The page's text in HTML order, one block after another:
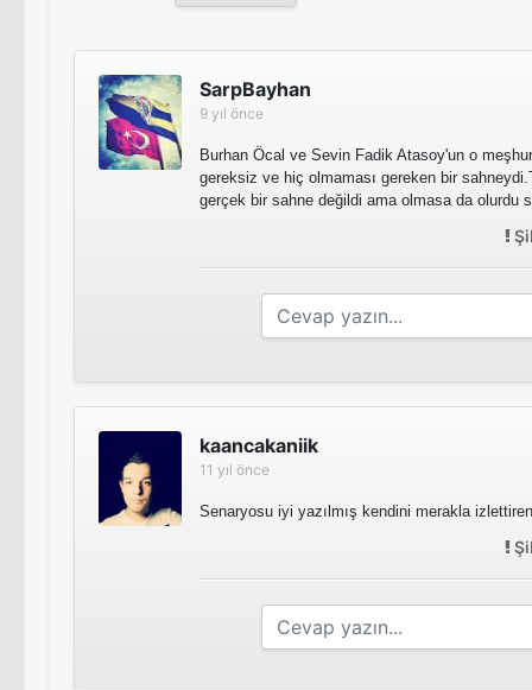
SarpBayhan
9 yıl önce
Burhan Öcal ve Sevin Fadik Atasoy'un o
gereksiz ve hiç olmaması gereken bir
gerçek bir sahne değildi ama olmasa da olurdu
kaancakaniik
11 yıl önce
Senaryosu iyi yazılmış kendini merakla